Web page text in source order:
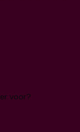
voor?